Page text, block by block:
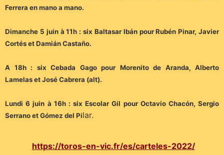
Ferrera en mano a mano.
Dimanche 5 juin à 11h : six Baltasar Ibán pour Rubén Pinar, Javier
Cortés et Damián Castaño.
A 18h : six Cebada Gago pour Morenito de Aranda, Alberto
Lamelas et José Cabrera (alt).
Lundi 6 juin à 16h : six Escolar Gil pour Octavio Chacón, Sergio
Serrano et Gómez del Pilar.
https://toros-en-vic.fr/es/carteles-2022/